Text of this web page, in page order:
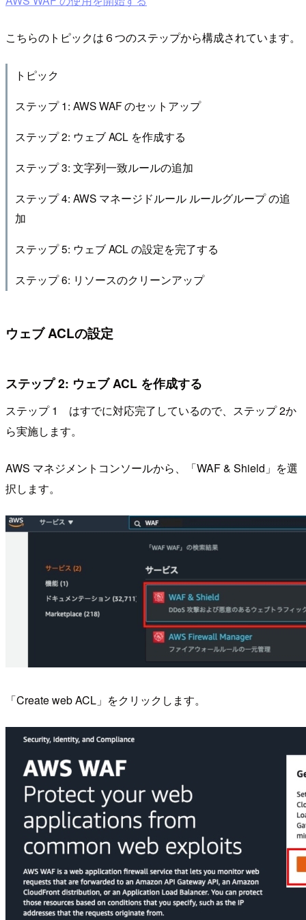
こちらのトピックは６つのステップから構成されています。
トピック
ステップ 1: AWS WAF のセットアップ
ステップ 2: ウェブ ACL を作成する
ステップ 3: 文字列一致ルールの追加
ステップ 4: AWS マネージドルール ルールグループ の追
加
ステップ 5: ウェブ ACL の設定を完了する
ステップ 6: リソースのクリーンアップ
ウェブ ACLの設定
ステップ 2: ウェブ ACL を作成する
ステップ 1 はすでに対応完了しているので、ステップ 2か
ら実施します。
AWS マネジメントコンソールから、「WAF & Shield」を選
択します。
「Create web ACL」をクリックします。